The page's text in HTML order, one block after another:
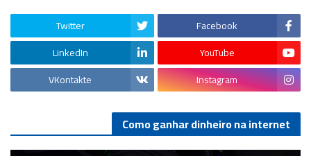
Facebook
Twitter
YouTube
LinkedIn
Instagram
VKontakte
Como ganhar dinheiro na internet